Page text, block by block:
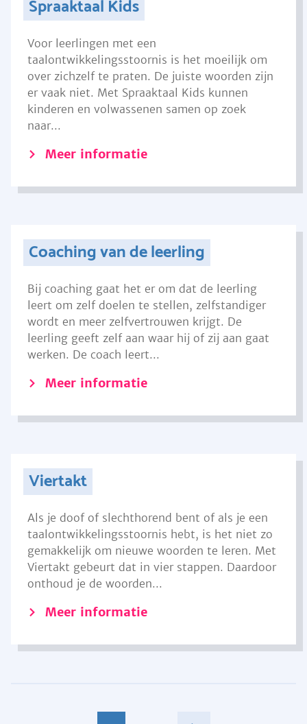
Spraaktaal Kids
Voor leerlingen met een
taalontwikkelingsstoornis is het moeilijk om
over zichzelf te praten. De juiste woorden zijn
er vaak niet. Met Spraaktaal Kids kunnen
kinderen en volwassenen samen op zoek
naar...
Meer informatie
Coaching van de leerling
Bij coaching gaat het er om dat de leerling
leert om zelf doelen te stellen, zelfstandiger
wordt en meer zelfvertrouwen krijgt. De
leerling geeft zelf aan waar hij of zij aan gaat
werken. De coach leert...
Meer informatie
Viertakt
Als je doof of slechthorend bent of als je een
taalontwikkelingsstoornis hebt, is het niet zo
gemakkelijk om nieuwe woorden te leren. Met
Viertakt gebeurt dat in vier stappen. Daardoor
onthoud je de woorden...
Meer informatie